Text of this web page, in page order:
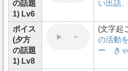
の話題
1) Lv6
い出話
ボイス
(夕方
の話題
1) Lv8
(文字起
の活動
ー き